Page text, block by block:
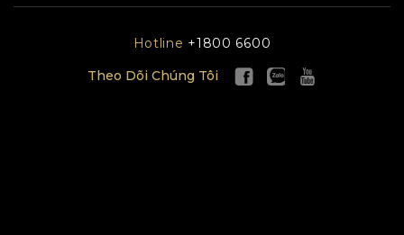
Hotline +1800 6600
Theo Dõi Chúng Tôi